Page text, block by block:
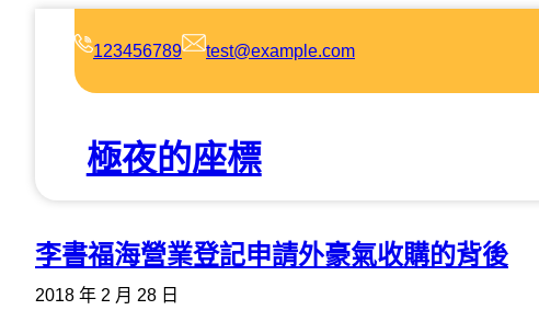
123456789 test@example.com
極夜的座標
李書福海營業登記申請外豪氣收購的背後
2018 年 2 月 28 日